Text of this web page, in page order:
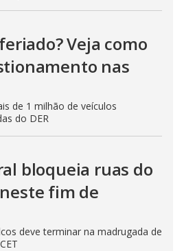
Veja como
nas
de 1 milhão de veículos
do DER
bloqueia ruas do
fim de
deve terminar na madrugada de